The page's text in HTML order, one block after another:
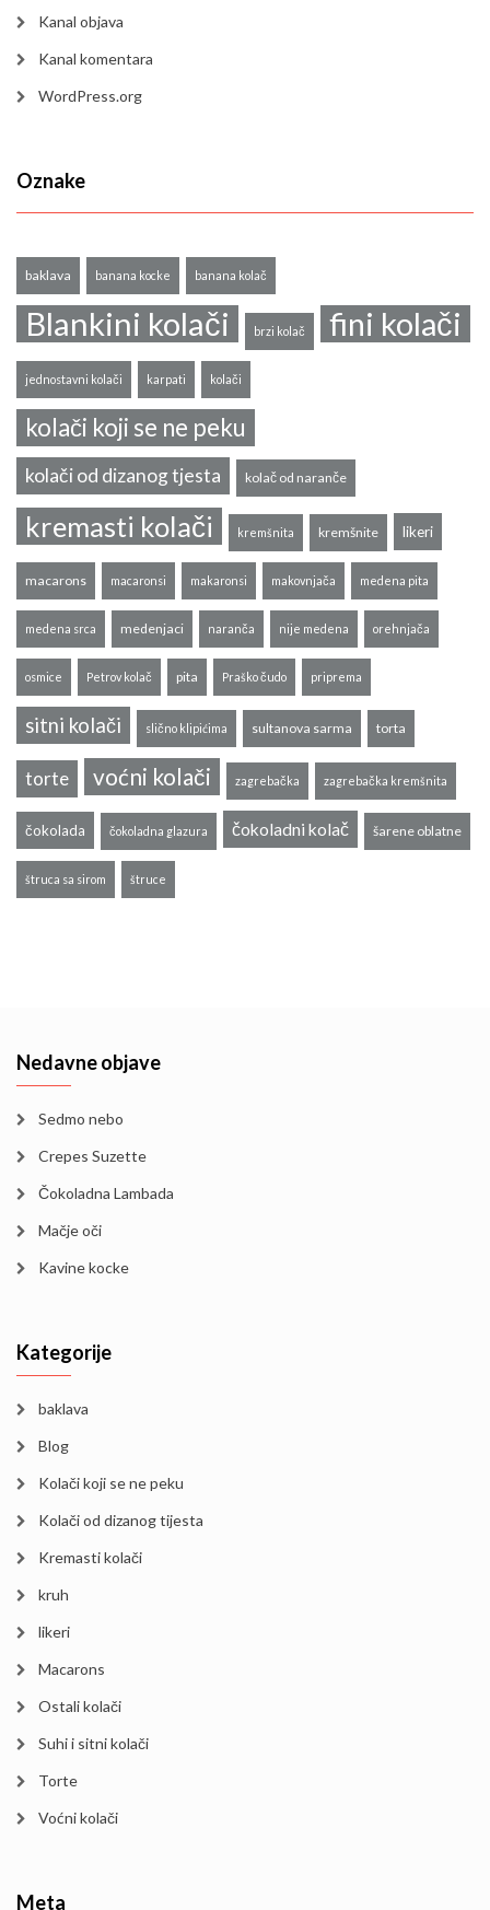
Kanal objava
Kanal komentara
WordPress.org
Oznake
baklava banana kocke banana kolač
Blankini kolači brzi kolač fini kolači
jednostavni kolači karpati kolači
kolači koji se ne peku
kolači od dizanog tjesta kolač od naranče
kremasti kolači kremšnita kremšnite likeri
macarons macaronsi makaronsi makovnjača medena pita
medena srca medenjaci naranča nije medena orehnjača
osmice Petrov kolač pita Praško čudo priprema
sitni kolači slično klipićima sultanova sarma torta
torte voćni kolači zagrebačka zagrebačka kremšnita
čokolada čokoladna glazura čokoladni kolač šarene oblatne
štruca sa sirom štruce
Nedavne objave
Sedmo nebo
Crepes Suzette
Čokoladna Lambada
Mačje oči
Kavine kocke
Kategorije
baklava
Blog
Kolači koji se ne peku
Kolači od dizanog tijesta
Kremasti kolači
kruh
likeri
Macarons
Ostali kolači
Suhi i sitni kolači
Torte
Voćni kolači
Meta